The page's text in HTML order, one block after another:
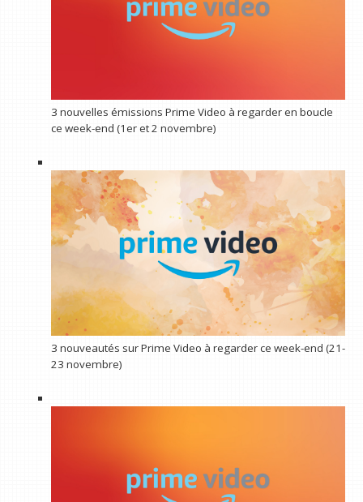
3 nouvelles émissions Prime Video à regarder en boucle
ce week-end (1er et 2 novembre)
3 nouveautés sur Prime Video à regarder ce week-end (21-
23 novembre)